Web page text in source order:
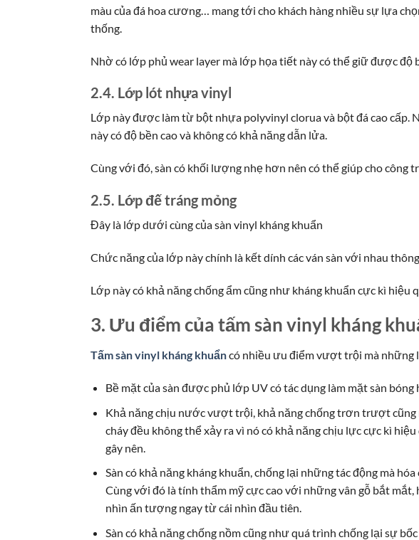
màu của đá hoa cương… mang tới cho khách hàng nhiều sự lựa
thống.
Nhờ có lớp phủ wear layer mà lớp họa tiết này có thể giữ được độ
2.4. Lớp lót nhựa vinyl
Lớp này được làm từ bột nhựa polyvinyl clorua và bột đá cao cấp.
này có độ bền cao và không có khả năng dẫn lửa.
Cùng với đó, sàn có khối lượng nhẹ hơn nên có thể giúp cho
2.5. Lớp đế tráng mỏng
Đây là lớp dưới cùng của sàn vinyl kháng khuẩn
Chức năng của lớp này chính là kết dính các ván sàn với nhau
Lớp này có khả năng chống ẩm cũng như kháng khuẩn cực kì
3. Ưu điểm của tấm sàn vinyl kháng
Tấm sàn vinyl kháng khuẩncó nhiều ưu điểm vượt trội mà những
Bề mặt của sàn được phủ lớp UV có tác dụng làm mặt sàn
Khả năng chịu nước vượt trội, khả năng chống trơn trượt cũng
cháy đều không thể xảy ra vì nó có khả năng chịu lực cực kì
gây nên.
Sàn có khả năng kháng khuẩn, chống lại những tác động mà hóa
Cùng với đó là tính thẩm mỹ cực cao với những vân gỗ bắt
nhìn ấn tượng ngay từ cái nhìn đầu tiên.
Sàn có khả năng chống nồm cũng như quá trình chống lại sự